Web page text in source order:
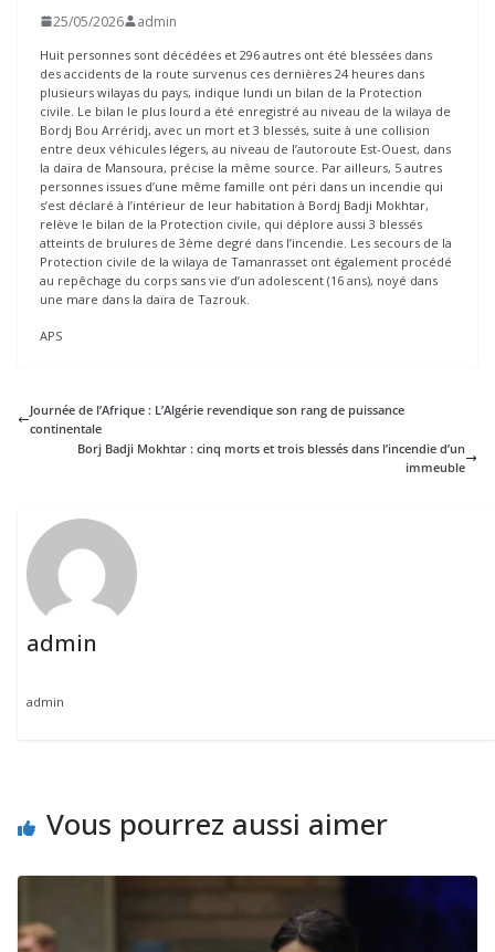
25/05/2026 admin
Huit personnes sont décédées et 296 autres ont été blessées dans
des accidents de la route survenus ces dernières 24 heures dans
plusieurs wilayas du pays, indique lundi un bilan de la Protection
civile. Le bilan le plus lourd a été enregistré au niveau de la wilaya de
Bordj Bou Arréridj, avec un mort et 3 blessés, suite à une collision
entre deux véhicules légers, au niveau de l’autoroute Est-Ouest, dans
la daïra de Mansoura, précise la même source. Par ailleurs, 5 autres
personnes issues d’une même famille ont péri dans un incendie qui
s’est déclaré à l’intérieur de leur habitation à Bordj Badji Mokhtar,
relève le bilan de la Protection civile, qui déplore aussi 3 blessés
atteints de brulures de 3ème degré dans l’incendie. Les secours de la
Protection civile de la wilaya de Tamanrasset ont également procédé
au repêchage du corps sans vie d’un adolescent (16 ans), noyé dans
une mare dans la daïra de Tazrouk.
APS
Journée de l’Afrique : L’Algérie revendique son rang de puissance
continentale
Borj Badji Mokhtar : cinq morts et trois blessés dans l’incendie d’un
immeuble
admin
admin
Vous pourrez aussi aimer